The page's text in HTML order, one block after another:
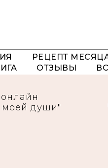
РЕЦЕПТ
ОТЗЫВЫ
души"